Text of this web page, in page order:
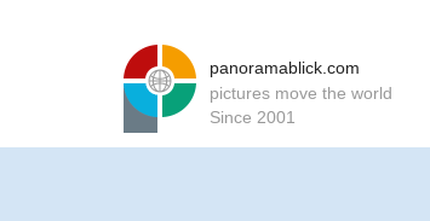
panoramablick.com
pictures move the world
Since 2001